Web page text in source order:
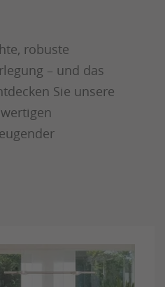
robuste
– und das
Sie unsere